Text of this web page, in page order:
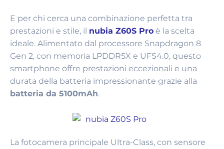
E per chi cerca una combinazione perfetta tra
prestazioni e stile, il nubia Z60S Pro è la scelta
ideale. Alimentato dal processore Snapdragon 8
Gen 2, con memoria LPDDR5X e UFS4.0, questo
smartphone offre prestazioni eccezionali e una
durata della batteria impressionante grazie alla
batteria da 5100mAh.
La fotocamera principale Ultra-Class, con sensore